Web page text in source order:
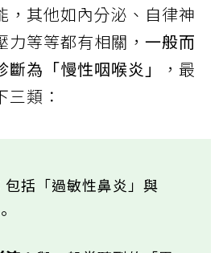
，其他如內分泌、自律神
等等都有相關， 一般而
為「慢性咽喉炎」
，最
類：
包括「過敏性鼻炎」與